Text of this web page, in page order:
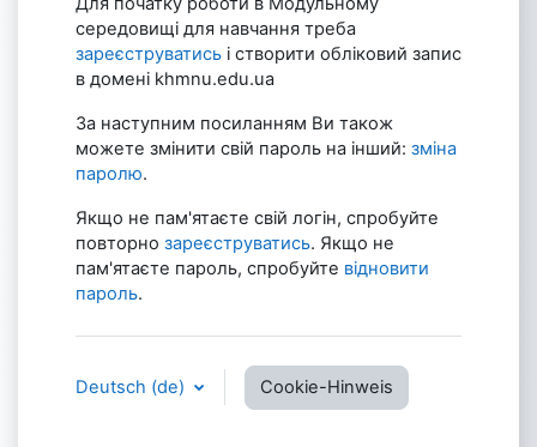
середовищі для навчання треба
зареєструватись і створити обліковий запис
в домені khmnu.edu.ua
За наступним посиланням Ви також
можете змінити свій пароль на інший: зміна
паролю.
Якщо не пам'ятаєте свій логін, спробуйте
повторно зареєструватись. Якщо не
пам'ятаєте пароль, спробуйте відновити
пароль.
Deutsch ‎(de)‎ Cookie-Hinweis